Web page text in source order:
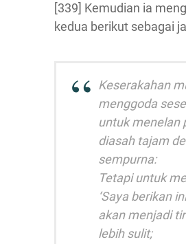
[339] Kemudian ia
kedua berikut sebagai
Keserakahan
menggoda
untuk menelan
diasah tajam
sempurna:
Tetapi untuk
‘Saya berikan
akan menjadi
lebih sulit;